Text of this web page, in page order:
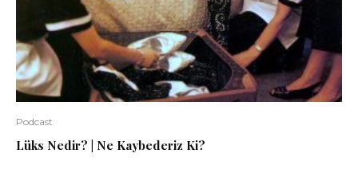
Podcast
Lüks Nedir? | Ne Kaybederiz Ki?